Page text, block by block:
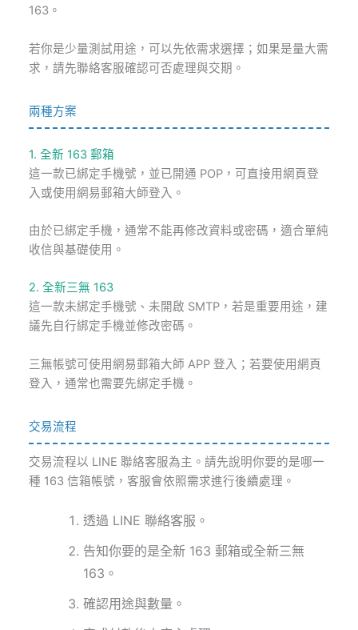
163。
若你是少量測試用途，可以先依需求選擇；如果是量大需
求，請先聯絡客服確認可否處理與交期。
兩種方案
1. 全新 163 郵箱
這一款已綁定手機號，並已開通 POP，可直接用網頁登
入或使用網易郵箱大師登入。
由於已綁定手機，通常不能再修改資料或密碼，適合單純
收信與基礎使用。
2. 全新三無 163
這一款未綁定手機號、未開啟 SMTP，若是重要用途，建
議先自行綁定手機並修改密碼。
三無帳號可使用網易郵箱大師 APP 登入；若要使用網頁
登入，通常也需要先綁定手機。
交易流程
交易流程以 LINE 聯絡客服為主。請先說明你要的是哪一
種 163 信箱帳號，客服會依照需求進行後續處理。
透過 LINE 聯絡客服。
告知你要的是全新 163 郵箱或全新三無
163。
確認用途與數量。